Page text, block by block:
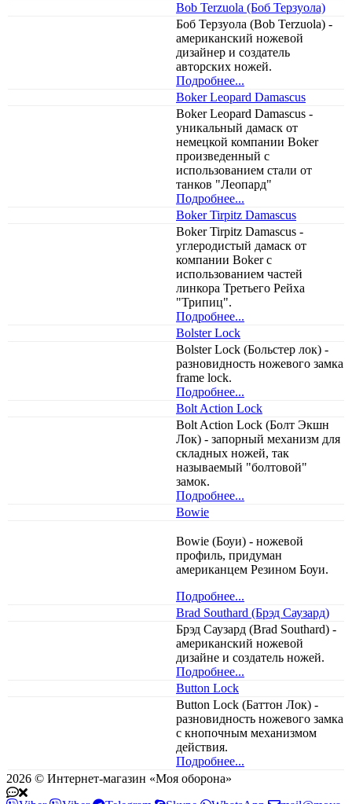
Bob Terzuola (Боб Терзуола)
Боб Терзуола (Bob Terzuola) -
американский ножевой
дизайнер и создатель
авторских ножей.
Подробнее...
Boker Leopard Damascus
Boker Leopard Damascus -
уникальный дамаск от
немецкой компании Boker
произведенный с
использованием стали от
танков "Леопард"
Подробнее...
Boker Tirpitz Damascus
Boker Tirpitz Damascus -
углеродистый дамаск от
компании Boker с
использованием частей
линкора Третьего Рейха
"Трипиц".
Подробнее...
Bolster Lock
Bolster Lock (Больстер лок) -
разновидность ножевого замка
frame lock.
Подробнее...
Bolt Action Lock
Bolt Action Lock (Болт Экшн
Лок) - запорный механизм для
складных ножей, так
называемый "болтовой"
замок.
Подробнее...
Bowie
Bowie (Боуи) - ножевой
профиль, придуман
американцем Резином Боуи.
Подробнее...
Brad Southard (Брэд Саузард)
Брэд Саузард (Brad Southard) -
американский ножевой
дизайне и создатель ножей.
Подробнее...
Button Lock
Button Lock (Баттон Лок) -
разновидность ножевого замка
с кнопочным механизмом
действия.
Подробнее...
2026 © Интернет-магазин «Моя оборона»